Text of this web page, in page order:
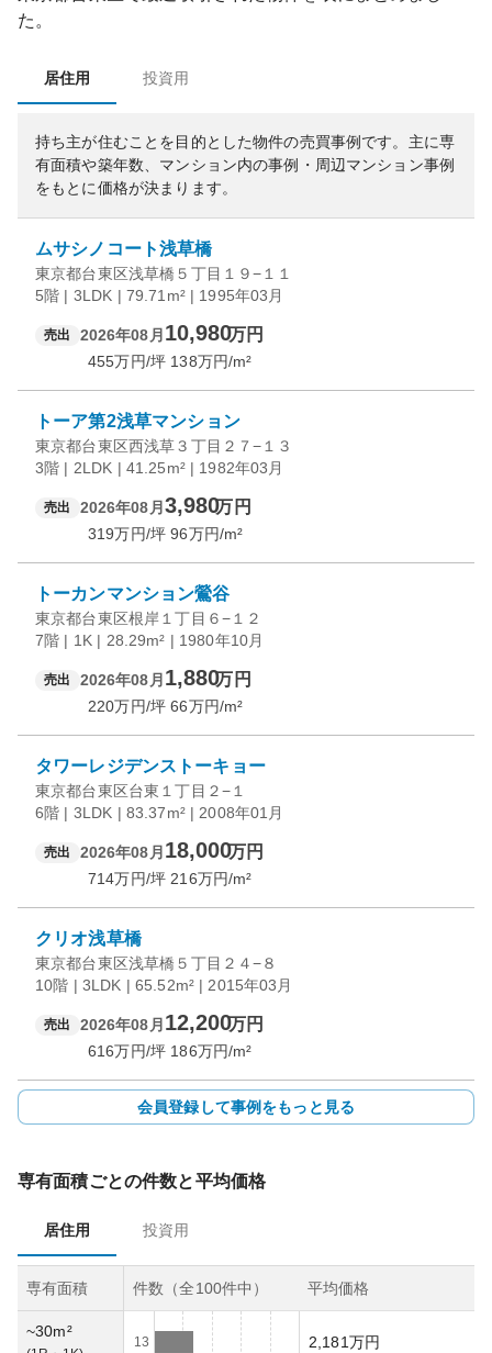
た。
居住用 投資用
持ち主が住むことを目的とした物件の売買事例です。 主に専
有面積や築年数、マンション内の事例・周辺マンション事例
をもとに価格が決まります。
ムサシノコート浅草橋
東京都台東区浅草橋５丁目１９−１１
5階 | 3LDK | 79.71m² | 1995年03月
売出 2026年08月 10,980万円
455万円/坪 138万円/m²
トーア第2浅草マンション
東京都台東区西浅草３丁目２７−１３
3階 | 2LDK | 41.25m² | 1982年03月
売出 2026年08月 3,980万円
319万円/坪 96万円/m²
トーカンマンション鶯谷
東京都台東区根岸１丁目６−１２
7階 | 1K | 28.29m² | 1980年10月
売出 2026年08月 1,880万円
220万円/坪 66万円/m²
タワーレジデンストーキョー
東京都台東区台東１丁目２−１
6階 | 3LDK | 83.37m² | 2008年01月
売出 2026年08月 18,000万円
714万円/坪 216万円/m²
クリオ浅草橋
東京都台東区浅草橋５丁目２４−８
10階 | 3LDK | 65.52m² | 2015年03月
売出 2026年08月 12,200万円
616万円/坪 186万円/m²
会員登録して事例をもっと見る
専有面積ごとの件数と平均価格
居住用 投資用
専有面積 件数（全100件中） 平均価格
~30m²
13 2,181万円